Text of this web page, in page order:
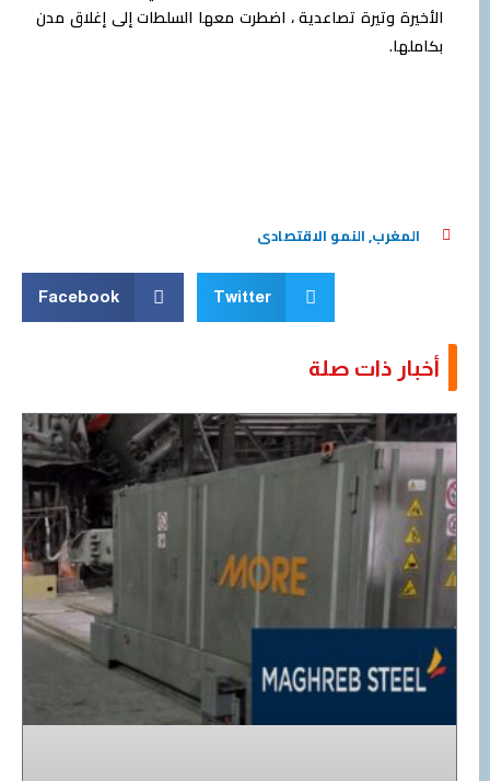
الأخيرة وتيرة تصاعدية ، اضطرت معها السلطات إلى إغلاق مدن
بكاملها.
المغرب,النمو الاقتصادى
Twitter
Facebook
أخبار ذات صلة